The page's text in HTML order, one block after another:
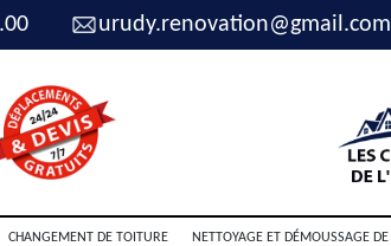
urudy.renovation@gmail.com
CHANGEMENT DE TOITURE
NETTOYAGE ET DÉMOUSSAGE DE